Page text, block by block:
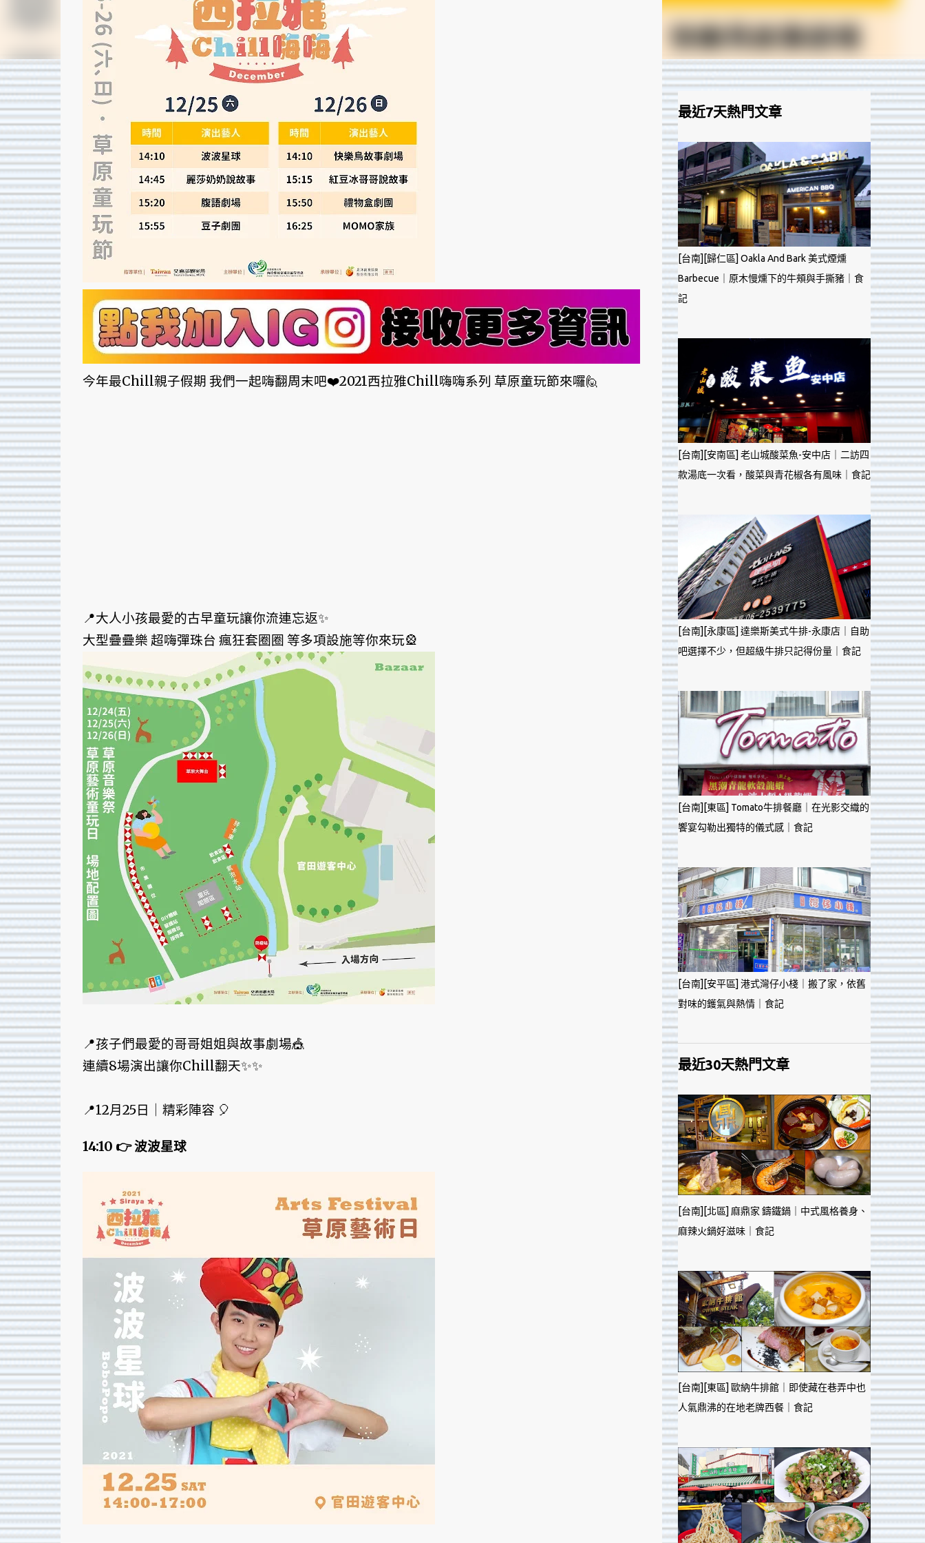
今年最Chill親子假期 我們一起嗨翻周末吧❤️2021西拉雅Chill嗨嗨系列 草原童玩節來囉🙋
📍大人小孩最愛的古早童玩讓你流連忘返✨
大型疊疊樂 超嗨彈珠台 瘋狂套圈圈 等多項設施等你來玩🎡
📍孩子們最愛的哥哥姐姐與故事劇場🎪
連續8場演出讓你Chill翻天✨✨
📍12月25日｜精彩陣容 🎈
14:10 👉 波波星球
最近7天熱門文章
[台南][歸仁區] Oakla And Bark 美式煙燻
Barbecue｜原木慢燻下的牛頰與手撕豬｜食
記
[台南][安南區] 老山城酸菜魚-安中店｜二訪四
款湯底一次看，酸菜與青花椒各有風味｜食記
[台南][永康區] 達樂斯美式牛排-永康店｜自助
吧選擇不少，但超級牛排只記得份量｜食記
[台南][東區] Tomato牛排餐廳｜在光影交織的
饗宴勾勒出獨特的儀式感｜食記
[台南][安平區] 港式灣仔小棧｜搬了家，依舊
對味的鑊氣與熱情｜食記
最近30天熱門文章
[台南][北區] 麻鼎家 鑄鐵鍋｜中式風格養身、
麻辣火鍋好滋味｜食記
[台南][東區] 歐納牛排館｜即使藏在巷弄中也
人氣鼎沸的在地老牌西餐｜食記